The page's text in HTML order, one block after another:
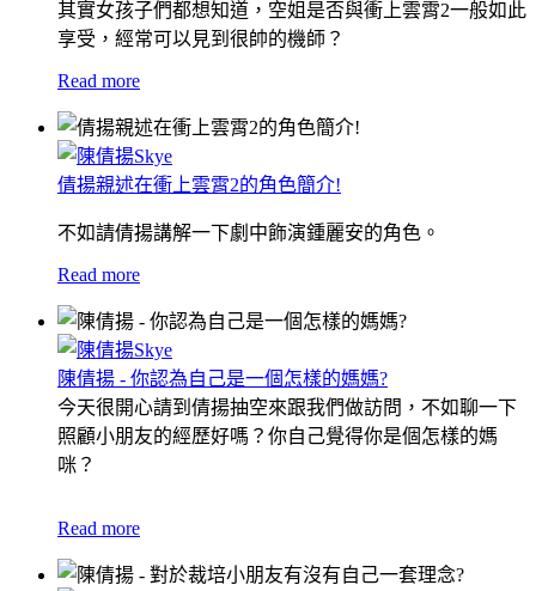
其實女孩子們都想知道，空姐是否與衝上雲霄2一般如此
享受，經常可以見到很帥的機師？
Read more
倩揚親述在衝上雲霄2的角色簡介!
不如請倩揚講解一下劇中飾演鍾麗安的角色。
Read more
陳倩揚 - 你認為自己是一個怎樣的媽媽?
今天很開心請到倩揚抽空來跟我們做訪問，不如聊一下
照顧小朋友的經歷好嗎？ 你自己覺得你是個怎樣的媽
咪？
Read more